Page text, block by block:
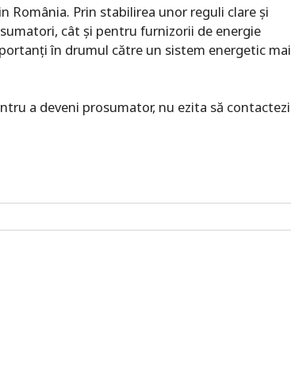
România. Prin stabilirea unor reguli clare și
cât și pentru furnizorii de energie
în drumul către un sistem energetic mai
a deveni prosumator, nu ezita să contactezi